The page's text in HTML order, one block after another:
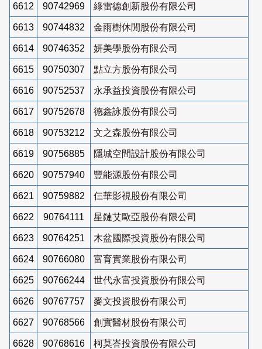
6612 90742969 綠雷德創新股份有限公司
6613 90744832 金雨樹休閒股份有限公司
6614 90746352 妍美學股份有限公司
6615 90750307 點立方股份有限公司
6616 90752537 永承益投資股份有限公司
6617 90752678 德鑫詠股份有限公司
6618 90753212 文之森股份有限公司
6619 90756885 隱城空間設計股份有限公司
6620 90757940 豐能源股份有限公司
6621 90759882 仨華影視股份有限公司
6622 90764111 星鏈艾歐亞股份有限公司
6623 90764251 木盆國際投資股份有限公司
6624 90766080 富育實業股份有限公司
6625 90766244 世代永富投資股份有限公司
6626 90767757 麥文投資股份有限公司
6627 90768566 創實醫材股份有限公司
6628 90768616 柯莫峇投資股份有限公司